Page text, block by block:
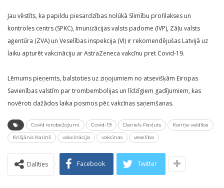
Jau vēstīts, ka papildu piesardzības nolūkā Slimību profilakses un
kontroles centrs (SPKC), Imunizācijas valsts padome (IVP), Zāļu valsts
aģentūra (ZVA) un Veselības inspekcija (VI) ir rekomendējušas Latvijā uz
laiku apturēt vakcināciju ar AstraZeneca vakcīnu pret Covid-19.
Lēmums pieņemts, balstoties uz ziņojumiem no atsevišķām Eiropas
Savienības valstīm par trombembolijas un līdzīgiem gadījumiem, kas
novēroti dažādos laika posmos pēc vakcīnas saņemšanas.
Covid ierobežojumi Covid-19 Daniels Pavļuts
Kariņa valdība
Krišjānis Kariņš
vakcinācija vakcīnas veselība
Dalīties Facebook Twitter